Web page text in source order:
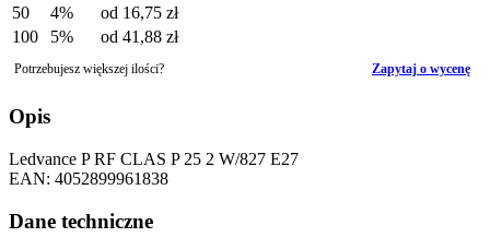
50
4% od 16,75 zł
100
5% od 41,88 zł
Potrzebujesz większej ilości? Zapytaj o wycenę
Opis
Ledvance P RF CLAS P 25 2 W/827 E27
EAN: 4052899961838
Dane techniczne